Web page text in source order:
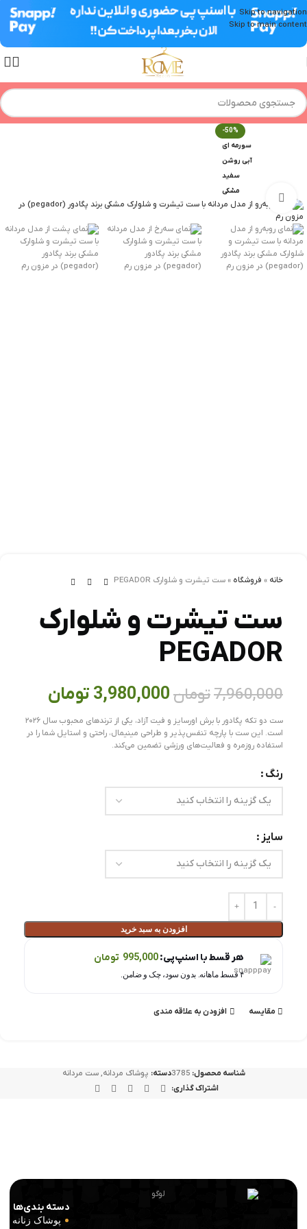
Skip to navigation
Skip to main content
-50%
سورمه ای
آبی روشن
سفید
مشکی
برای بزرگنمایی کلیک کنید
خانه » فروشگاه » ست تیشرت و شلوارک PEGADOR
ست تیشرت و شلوارک
PEGADOR
7,960,000تومان 3,980,000 تومان
ست دو تکه پگادور با برش اورسایز و فیت آزاد، یکی از ترندهای محبوب سال ۲۰۲۶
است. این ست با پارچه تنفس‌پذیر و طراحی مینیمال، راحتی و استایل شما را در
استفاده روزمره و فعالیت‌های ورزشی تضمین می‌کند.
رنگ
سایز
افزودن به سبد خرید
هر قسط با اسنپ‌پی:995,000 تومان
۴ قسط ماهانه. بدون سود، چک و ضامن.
مقايسه افزودن به علاقه مندی
شناسه محصول: 3785دسته: پوشاک مردانه, ست مردانه
اشتراک گذاری:
دسته بندی‌ها
پوشاک زنانه